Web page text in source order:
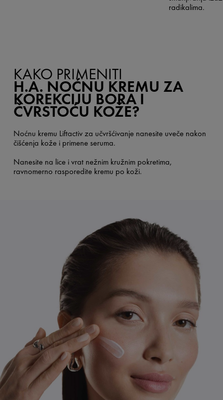
radikalima.
KAKO PRIMENITI
H.A. NOĆNU KREMU ZA
KOREKCIJU BORA I
ČVRSTOĆU KOŽE?
Noćnu kremu Liftactiv za učvršćivanje nanesite uveče nakon
čišćenja kože i primene seruma.
Nanesite na lice i vrat nežnim kružnim pokretima,
ravnomerno rasporedite kremu po koži.